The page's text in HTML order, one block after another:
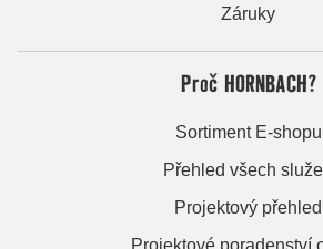
Záruky
Proč HORNBACH?
Sortiment E-shopu
Přehled všech
Projektový přehled
Projektové poradenství